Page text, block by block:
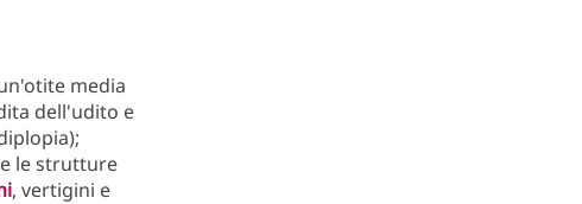
media
dell'udito e
le strutture
, vertigini e